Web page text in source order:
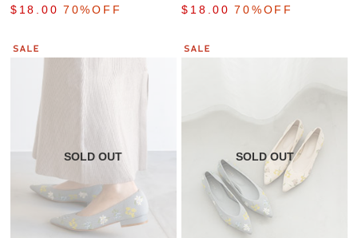
$‌18.00 70%OFF $‌18.00 70%OFF